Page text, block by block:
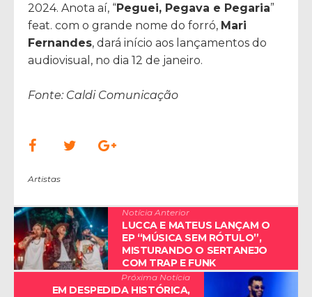
2024. Anota aí, “Peguei, Pegava e Pegaria”
feat. com o grande nome do forró, Mari
Fernandes, dará início aos lançamentos do
audiovisual, no dia 12 de janeiro.
Fonte: Caldi Comunicação
Artistas
Notícia Anterior
LUCCA E MATEUS LANÇAM O
EP “MÚSICA SEM RÓTULO”,
MISTURANDO O SERTANEJO
COM TRAP E FUNK
Próxima Notícia
EM DESPEDIDA HISTÓRICA,